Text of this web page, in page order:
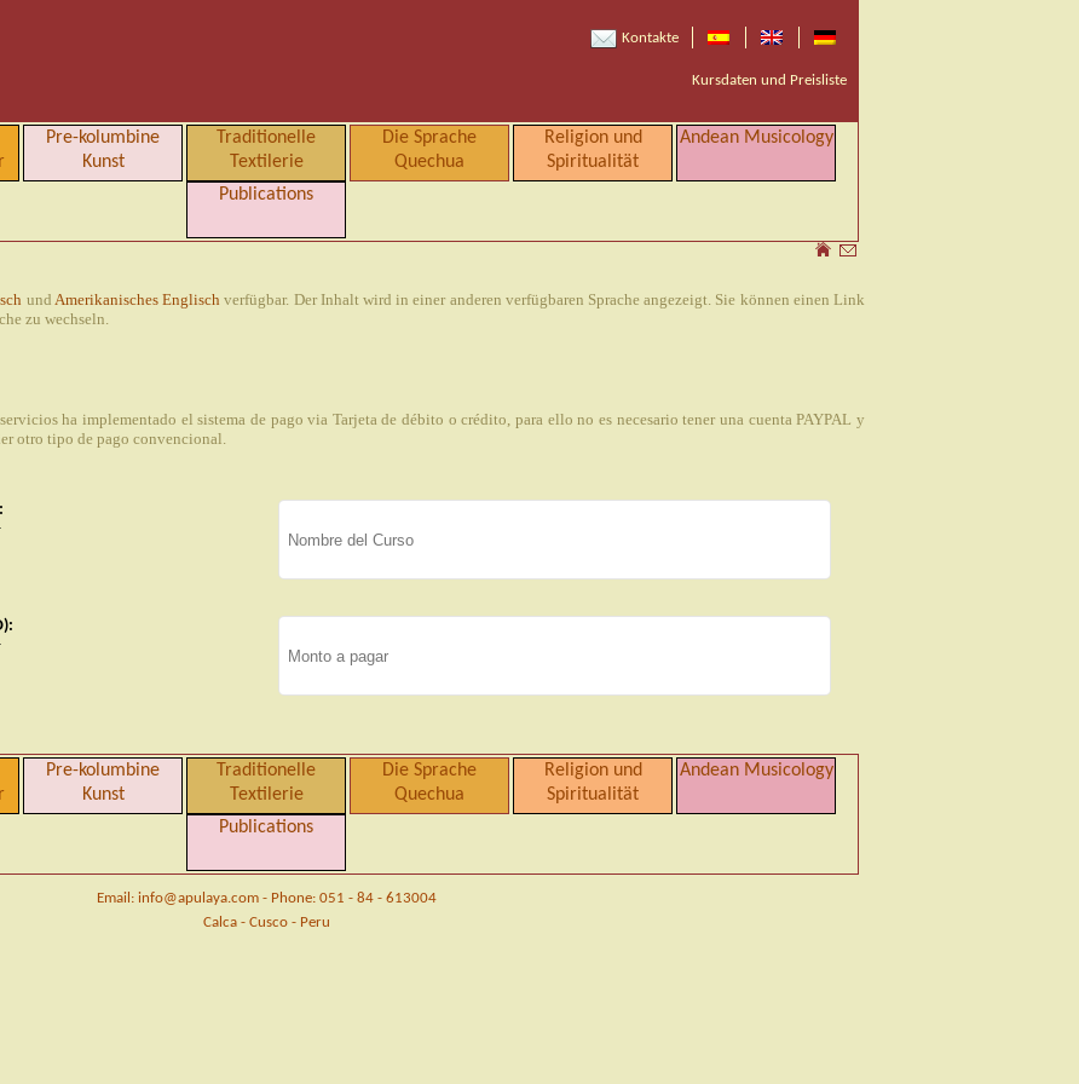
Kontakte
Kursdaten und Preisliste
Pre-kolumbine
Kunst
Traditionelle
Textilerie
Die Sprache
Quechua
Religion und
Spiritualität
Andean Musicology
Publications
und Amerikanisches Englisch verfügbar. Der Inhalt wird in einer anderen verfügbaren Sprache angezeigt. Sie können einen Link
zu wechseln.
ha implementado el sistema de pago via Tarjeta de débito o crédito, para ello no es necesario tener una cuenta PAYPAL y
otro tipo de pago convencional.
Pre-kolumbine
Kunst
Traditionelle
Textilerie
Die Sprache
Quechua
Religion und
Spiritualität
Andean Musicology
Publications
Email: info@apulaya.com - Phone: 051 - 84 - 613004
Calca - Cusco - Peru